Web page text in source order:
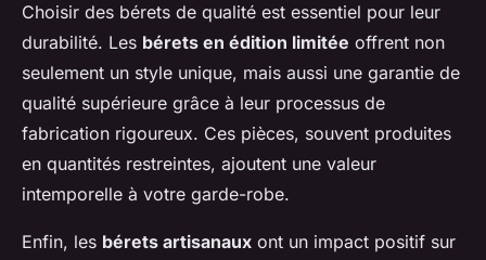
Choisir des bérets de qualité est essentiel pour leur
durabilité. Les bérets en édition limitée offrent non
seulement un style unique, mais aussi une garantie de
qualité supérieure grâce à leur processus de
fabrication rigoureux. Ces pièces, souvent produites
en quantités restreintes, ajoutent une valeur
intemporelle à votre garde-robe.
Enfin, les bérets artisanaux ont un impact positif sur